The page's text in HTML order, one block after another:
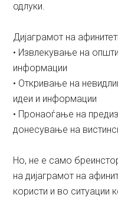
одлуки.
Дијаграмот на
• Извлекување на
информации
• Откривање на
идеи и информации
• Пронаоѓање на
донесување на
Но, не е само
на дијаграмот на
користи и во ситуации